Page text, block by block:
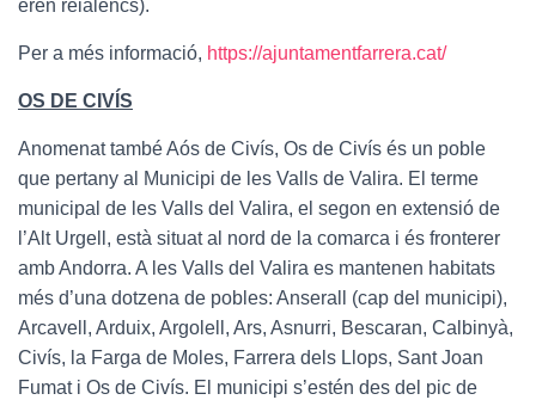
eren reialencs).
Per a més informació, https://ajuntamentfarrera.cat/
OS DE CIVÍS
Anomenat també Aós de Civís, Os de Civís és un poble
que pertany al Municipi de les Valls de Valira. El terme
municipal de les Valls del Valira, el segon en extensió de
l’Alt Urgell, està situat al nord de la comarca i és fronterer
amb Andorra. A les Valls del Valira es mantenen habitats
més d’una dotzena de pobles: Anserall (cap del municipi),
Arcavell, Arduix, Argolell, Ars, Asnurri, Bescaran, Calbinyà,
Civís, la Farga de Moles, Farrera dels Llops, Sant Joan
Fumat i Os de Civís. El municipi s’estén des del pic de